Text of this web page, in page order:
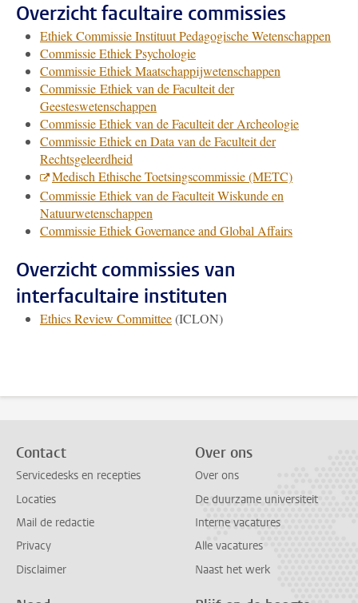
Overzicht facultaire commissies
Ethiek Commissie Instituut Pedagogische Wetenschappen
Commissie Ethiek Psychologie
Commissie Ethiek Maatschappijwetenschappen
Commissie Ethiek van de Faculteit der
Geesteswetenschappen
Commissie Ethiek van de Faculteit der Archeologie
Commissie Ethiek en Data van de Faculteit der
Rechtsgeleerdheid
Medisch Ethische Toetsingscommissie (METC)
Commissie Ethiek van de Faculteit Wiskunde en
Natuurwetenschappen
Commissie Ethiek Governance and Global Affairs
Overzicht commissies van
interfacultaire instituten
Ethics Review Committee(ICLON)
Contact
Servicedesks en recepties
Locaties
Mail de redactie
Privacy
Disclaimer
Over ons
Over ons
De duurzame universiteit
Interne vacatures
Alle vacatures
Naast het werk